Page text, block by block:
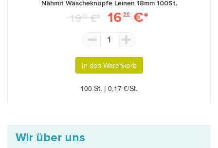
Nähmit Wäscheknöpfe Leinen 18mm 100St.
1990€* 16 90 €*
1
In den Warenkorb
100 St. | 0,17 €/St.
Wir über uns